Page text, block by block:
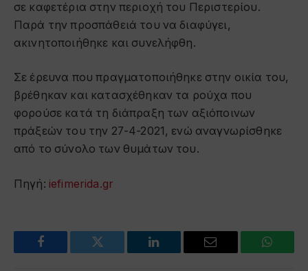
σε καφετέρια στην περιοχή του Περιστερίου.
Παρά την προσπάθειά του να διαφύγει,
ακινητοποιήθηκε και συνελήφθη.
Σε έρευνα που πραγματοποιήθηκε στην οικία του,
βρέθηκαν και κατασχέθηκαν τα ρούχα που
φορούσε κατά τη διάπραξη των αξιόποινων
πράξεών του την 27-4-2021, ενώ αναγνωρίσθηκε
από το σύνολο των θυμάτων του.
Πηγή: iefimerida.gr
Facebook Twitter LinkedIn Email